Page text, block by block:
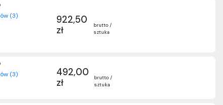
(3)
922,50
zł
brutto /
sztuka
(3)
492,00
zł
brutto /
sztuka